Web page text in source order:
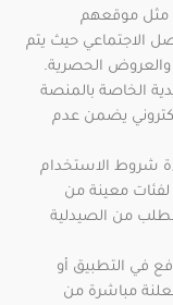
مثل موقعهم
الاجتماعي حيث يتم
والعروض الحصرية.
الخاصة بالمنصة
يضمن عدم
شروط الاستخدام
معينة من
من الصيدلية
في التطبيق أو
مباشرة من